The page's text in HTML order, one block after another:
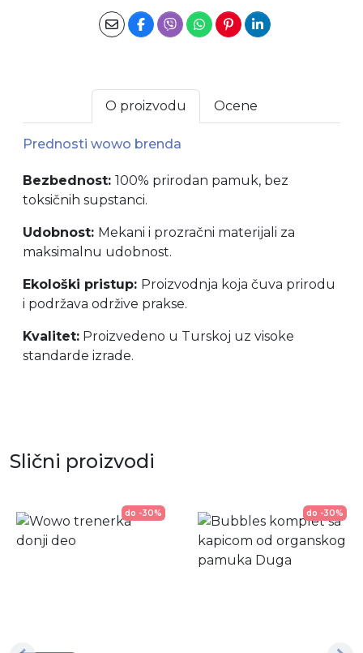
O proizvodu Ocene
Prednosti wowo brenda
Bezbednost: 100% prirodan pamuk, bez
toksičnih supstanci.
Udobnost: Mekani i prozračni materijali za
maksimalnu udobnost.
Ekološki pristup: Proizvodnja koja čuva prirodu
i podržava održive prakse.
Kvalitet: Proizvedeno u Turskoj uz visoke
standarde izrade.
Slični proizvodi
do -30% do -30%